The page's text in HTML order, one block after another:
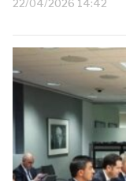
22/04/2026 14:42